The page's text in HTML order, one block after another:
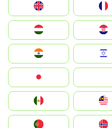
United Kingdom
Hrvatska
Magyarország
Indonesia
South Korea
Nederland
Portugal